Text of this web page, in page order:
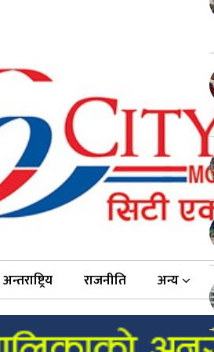
अन्तराष्ट्रिय राजनीति अन्य